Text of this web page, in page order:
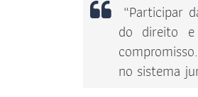
“Participar
do direito e
no sistema